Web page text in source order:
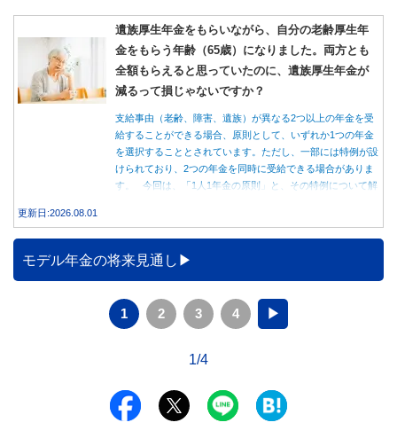
遺族厚生年金をもらいながら、自分の老齢厚生年
金をもらう年齢（65歳）になりました。両方とも
全額もらえると思っていたのに、遺族厚生年金が
減るって損じゃないですか？
支給事由（老齢、障害、遺族）が異なる2つ以上の年金を受
給することができる場合、原則として、いずれか1つの年金
を選択することとされています。ただし、一部には特例が設
けられており、2つの年金を同時に受給できる場合がありま
す。 今回は、「1人1年金の原則」と、その特例について解
更新日:2026.08.01
モデル年金の将来見通し
1 2 3 4 ▶
1/4